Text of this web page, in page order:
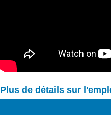
Plus de détails sur